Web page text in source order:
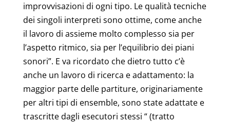
improvvisazioni di ogni tipo. Le qualità tecniche
dei singoli interpreti sono ottime, come anche
il lavoro di assieme molto complesso sia per
l’aspetto ritmico, sia per l’equilibrio dei piani
sonori”. E va ricordato che dietro tutto c’è
anche un lavoro di ricerca e adattamento: la
maggior parte delle partiture, originariamente
per altri tipi di ensemble, sono state adattate e
trascritte dagli esecutori stessi “ (tratto